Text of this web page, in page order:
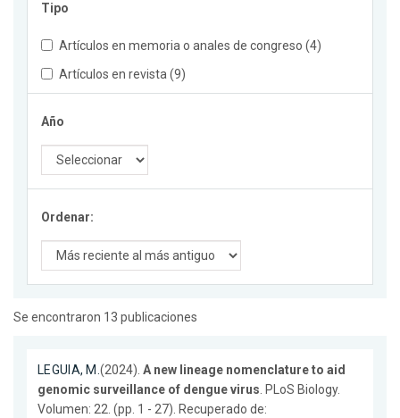
Tipo
Artículos en memoria o anales de congreso (4)
Artículos en revista (9)
Año
Ordenar:
Se encontraron 13 publicaciones
LEGUIA, M.(2024). A new lineage nomenclature to aid
genomic surveillance of dengue virus. PLoS Biology.
Volumen: 22. (pp. 1 - 27). Recuperado de: